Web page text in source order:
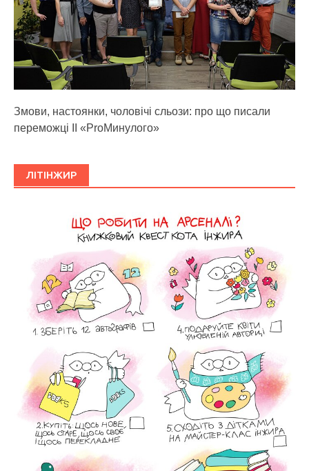
Змови, настоянки, чоловічі сльози: про що писали
переможці ІІ «ProМинулого»
ЛІТІНЖИР